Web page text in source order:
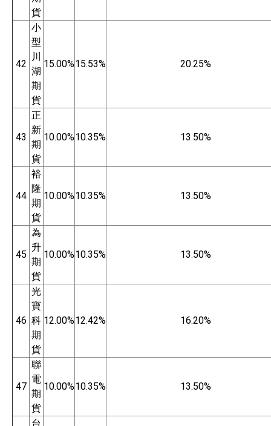
貨
42
小
型
川
湖
期
貨
15.00%15.53% 20.25%
43
正
新
期
貨
10.00%10.35% 13.50%
44
裕
隆
期
貨
10.00%10.35% 13.50%
45
為
升
期
貨
10.00%10.35% 13.50%
46
光
寶
科
期
貨
12.00%12.42% 16.20%
47
聯
電
期
貨
10.00%10.35% 13.50%
台